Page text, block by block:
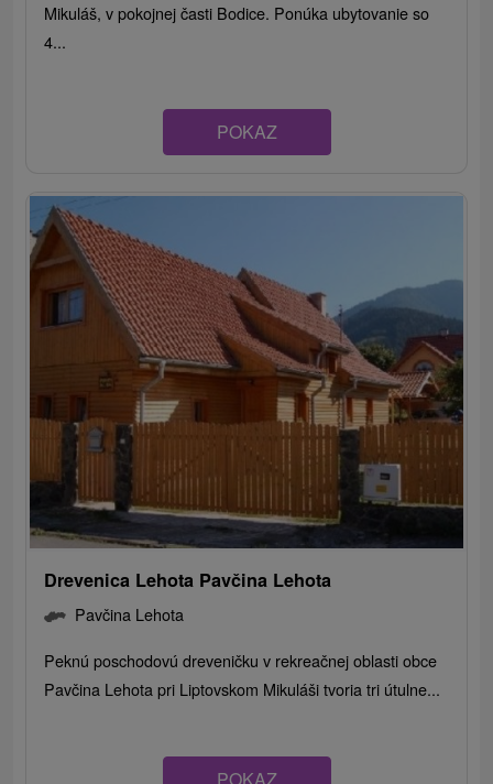
Mikuláš, v pokojnej časti Bodice. Ponúka ubytovanie so
4...
POKAZ
Drevenica Lehota Pavčina Lehota
Pavčina Lehota
Peknú poschodovú dreveničku v rekreačnej oblasti obce
Pavčina Lehota pri Liptovskom Mikuláši tvoria tri útulne...